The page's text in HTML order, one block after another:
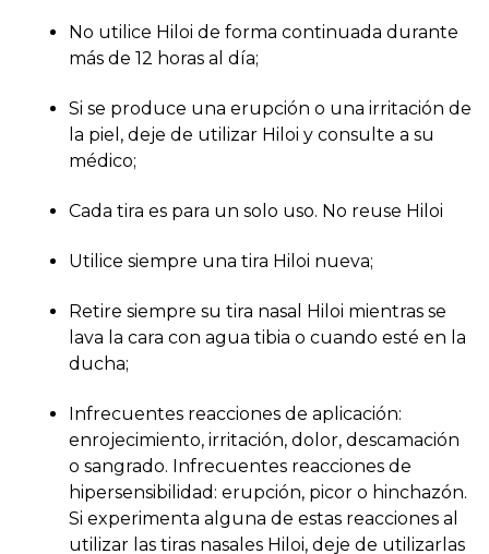
No utilice Hiloi de forma continuada durante
más de 12 horas al día;
Si se produce una erupción o una irritación de
la piel, deje de utilizar Hiloi y consulte a su
médico;
Cada tira es para un solo uso. No reuse Hiloi
Utilice siempre una tira Hiloi nueva;
Retire siempre su tira nasal Hiloi mientras se
lava la cara con agua tibia o cuando esté en la
ducha;
Infrecuentes reacciones de aplicación:
enrojecimiento, irritación, dolor, descamación
o sangrado. Infrecuentes reacciones de
hipersensibilidad: erupción, picor o hinchazón.
Si experimenta alguna de estas reacciones al
utilizar las tiras nasales Hiloi, deje de utilizarlas